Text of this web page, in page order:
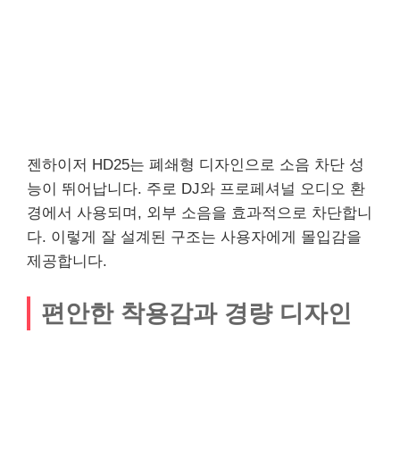
젠하이저 HD25는 폐쇄형 디자인으로 소음 차단 성
능이 뛰어납니다. 주로 DJ와 프로페셔널 오디오 환
경에서 사용되며, 외부 소음을 효과적으로 차단합니
다. 이렇게 잘 설계된 구조는 사용자에게 몰입감을
제공합니다.
편안한 착용감과 경량 디자인